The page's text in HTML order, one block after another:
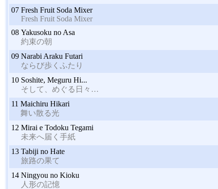
07 Fresh Fruit Soda Mixer
Fresh Fruit Soda Mixer
08 Yakusoku no Asa
約束の朝
09 Narabi Araku Futari
ならび歩くふたり
10 Soshite, Meguru Hi...
そして、めぐる日々…
11 Maichiru Hikari
舞い散る光
12 Mirai e Todoku Tegami
未来へ届く手紙
13 Tabiji no Hate
旅路の果て
14 Ningyou no Kioku
人形の記憶